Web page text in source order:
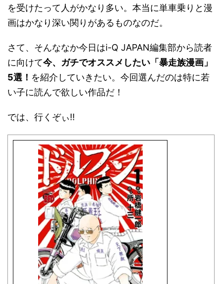
を受けたって人がかなり多い。本当に単車乗りと漫
画はかなり深い関りがあるものなのだ。
さて、そんななか今日はi-Q JAPAN編集部から読者
に向けて今、ガチでオススメしたい「暴走族漫画」
5選！ を紹介していきたい。今回選んだのは特に若
い子に読んで欲しい作品だ！
では、行くぞぃ!!